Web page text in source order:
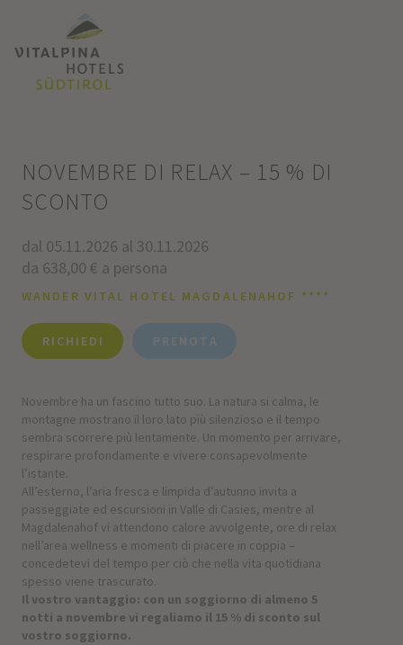
NOVEMBRE DI RELAX – 15 % DI
SCONTO
dal 05.11.2026 al 30.11.2026
da 638,00 € a persona
WANDER VITAL HOTEL MAGDALENAHOF ****
RICHIEDI PRENOTA
Novembre ha un fascino tutto suo. La natura si calma, le
montagne mostrano il loro lato più silenzioso e il tempo
sembra scorrere più lentamente. Un momento per arrivare,
respirare profondamente e vivere consapevolmente
l’istante.
All’esterno, l’aria fresca e limpida d’autunno invita a
passeggiate ed escursioni in Valle di Casies, mentre al
Magdalenahof vi attendono calore avvolgente, ore di relax
nell’area wellness e momenti di piacere in coppia –
concedetevi del tempo per ciò che nella vita quotidiana
spesso viene trascurato.
Il vostro vantaggio: con un soggiorno di almeno 5
notti a novembre vi regaliamo il 15 % di sconto sul
vostro soggiorno.